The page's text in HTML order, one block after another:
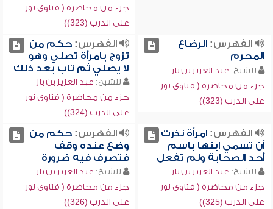
جزء من محاضرة ( فتاوى نور
على الدرب (323))
الفهرس:الرضاع
المحرم
للشيخ: عبد العزيز بن باز
جزء من محاضرة ( فتاوى نور
على الدرب (323))
الفهرس:حكم من
تزوج بامرأة تصلي وهو
لا يصلي ثم تاب بعد ذلك
للشيخ: عبد العزيز بن باز
جزء من محاضرة ( فتاوى نور
على الدرب (324))
الفهرس:امرأة نذرت
أن تسمي ابنها باسم
أحد الصحابة ولم تفعل
للشيخ: عبد العزيز بن باز
جزء من محاضرة ( فتاوى نور
على الدرب (325))
الفهرس:حكم من
وضع عنده وقف
فتصرف فيه ضرورة
للشيخ: عبد العزيز بن باز
جزء من محاضرة ( فتاوى نور
على الدرب (326))